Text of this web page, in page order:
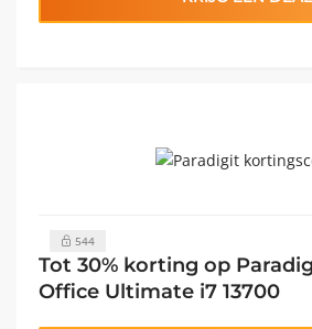
544
Tot 30% korting op
Office Ultimate i7 13700